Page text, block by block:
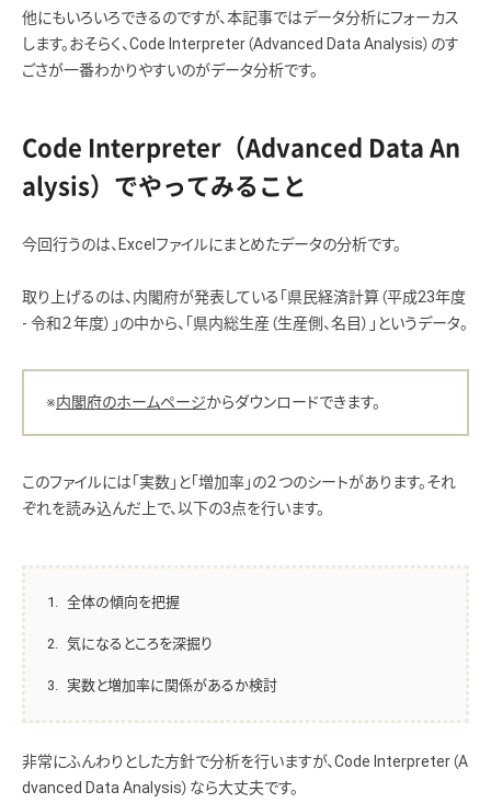
他にもいろいろできるのですが、本記事ではデータ分析にフォーカス
します。おそらく、Code Interpreter（Advanced Data Analysis）のす
ごさが一番わかりやすいのがデータ分析です。
Code Interpreter（Advanced Data An
alysis）でやってみること
今回行うのは、Excelファイルにまとめたデータの分析です。
取り上げるのは、内閣府が発表している「県民経済計算（平成23年度
- 令和２年度）」の中から、「県内総生産（生産側、名目）」というデータ。
※内閣府のホームページからダウンロードできます。
このファイルには「実数」と「増加率」の２つのシートがあります。それ
ぞれを読み込んだ上で、以下の3点を行います。
全体の傾向を把握
気になるところを深掘り
実数と増加率に関係があるか検討
非常にふんわりとした方針で分析を行いますが、Code Interpreter（A
dvanced Data Analysis）なら大丈夫です。